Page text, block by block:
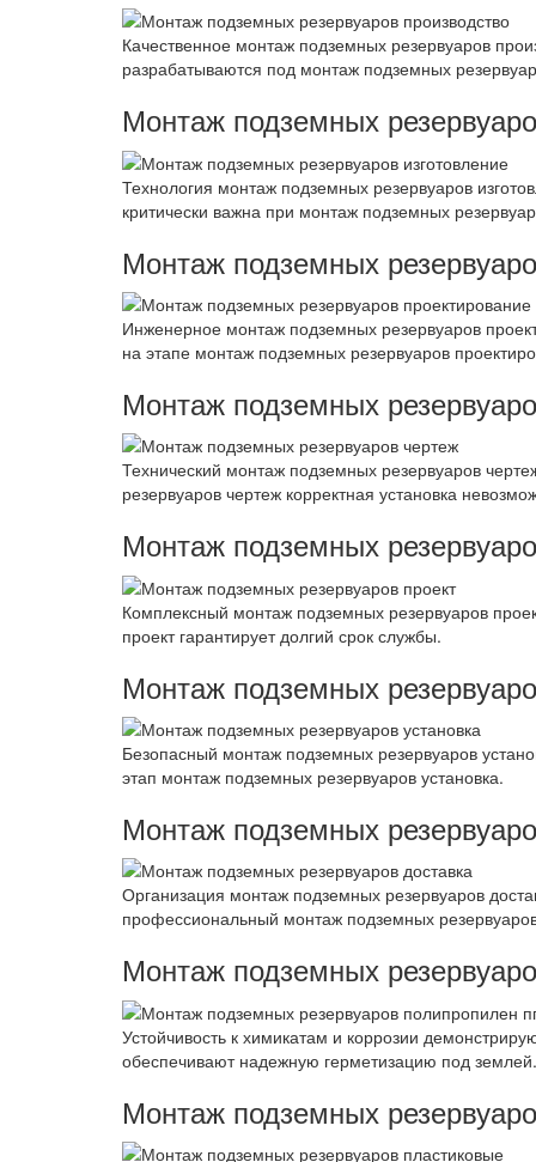
Качественное монтаж подземных резервуаров
разрабатываются под монтаж подземных
Монтаж подземных
Технология монтаж подземных резервуаров
критически важна при монтаж подземных
Монтаж подземных
Инженерное монтаж подземных резервуаров
на этапе монтаж подземных резервуаров
Монтаж подземных
Технический монтаж подземных резервуаров
резервуаров чертеж корректная установка
Монтаж подземных
Комплексный монтаж подземных резервуаров
проект гарантирует долгий срок службы.
Монтаж подземных
Безопасный монтаж подземных резервуаров
этап монтаж подземных резервуаров установка.
Монтаж подземных
Организация монтаж подземных резервуаров
профессиональный монтаж подземных
Монтаж подземных
Устойчивость к химикатам и коррозии
обеспечивают надежную герметизацию под землей.
Монтаж подземных